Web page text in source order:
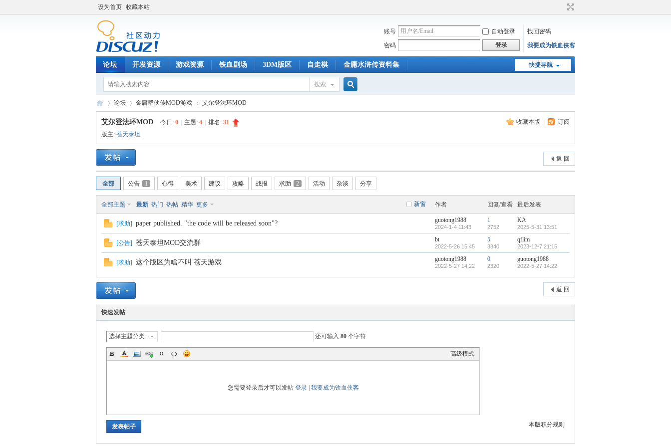
设为首页 收藏本站
账号 自动登录
找回密码
密码
登录 我要成为铁血侠客
快捷导航
论坛 开发资源 游戏资源 铁血剧场 3DM版区 自走棋 金庸水浒传资料集
搜索
铁
心
»
论坛
›
金庸群侠传MOD游戏
›
艾尔登法环MOD
收藏本版 订阅
艾尔登法环MOD 今日: 0 主题: 4 排名: 31
版主: 苍天泰坦
返 回
全部 公告 1 心得 美术 建议 攻略 战报 求助 2 活动 杂谈 分享
新窗
全部主题 最新 热门 热帖 精华 更多 作者 回复/查看 最后发表
[求助] paper published. "the code will be released soon"? guotong1988
2024-1-4 11:43
1
2752
KA
2025-5-31 13:51
[公告] 苍天泰坦MOD交流群 bt
2022-5-26 15:45
5
3840
qflim
2023-12-7 21:15
[求助] 这个版区为啥不叫 苍天游戏 guotong1988
2022-5-27 14:22
0
2320
guotong1988
2022-5-27 14:22
返 回
快速发帖
选择主题分类 还可输入 80 个字符
高级模式
您需要登录后才可以发帖 登录| 我要成为铁血侠客
本版积分规则
发表帖子